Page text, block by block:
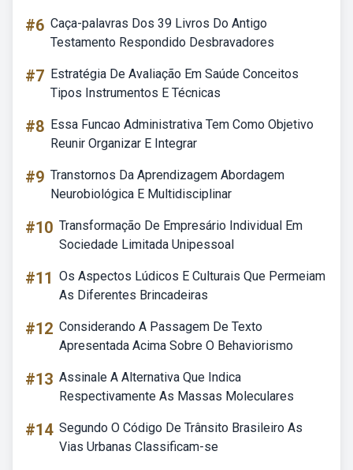
#6 Caça-palavras Dos 39 Livros Do Antigo
Testamento Respondido Desbravadores
#7 Estratégia De Avaliação Em Saúde Conceitos
Tipos Instrumentos E Técnicas
#8 Essa Funcao Administrativa Tem Como Objetivo
Reunir Organizar E Integrar
#9 Transtornos Da Aprendizagem Abordagem
Neurobiológica E Multidisciplinar
#10 Transformação De Empresário Individual Em
Sociedade Limitada Unipessoal
#11 Os Aspectos Lúdicos E Culturais Que Permeiam
As Diferentes Brincadeiras
#12 Considerando A Passagem De Texto
Apresentada Acima Sobre O Behaviorismo
#13 Assinale A Alternativa Que Indica
Respectivamente As Massas Moleculares
#14 Segundo O Código De Trânsito Brasileiro As
Vias Urbanas Classificam-se